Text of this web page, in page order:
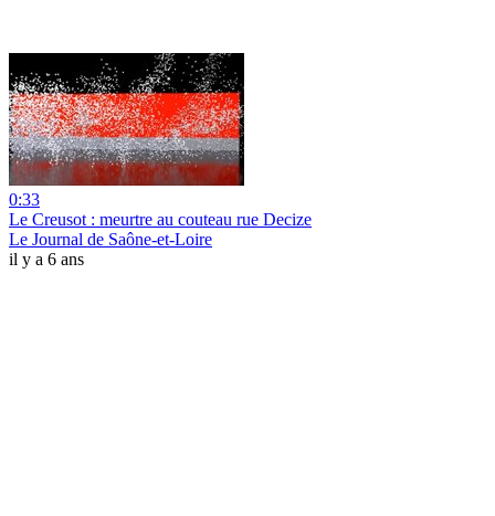
0:33
Le Creusot : meurtre au couteau rue Decize
Le Journal de Saône-et-Loire
il y a 6 ans